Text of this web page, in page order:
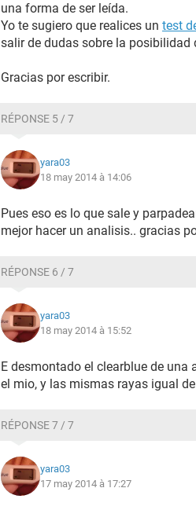
una forma de ser leída.
Yo te sugiero que realices un test
salir de dudas sobre la posibilidad
Gracias por escribir.
RÉPONSE 5 / 7
yara03
18 may 2014 à 14:06
Pues eso es lo que sale y
mejor hacer un analisis.. gracias
RÉPONSE 6 / 7
yara03
18 may 2014 à 15:52
E desmontado el clearblue de
el mio, y las mismas rayas igual
RÉPONSE 7 / 7
yara03
17 may 2014 à 17:27